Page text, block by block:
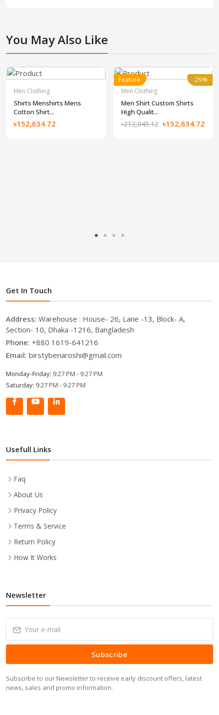
You May Also Like
Men Clothing
Shirts Menshirts Mens
Cotton Shirt...
৳152,634.72
Feature -29%
-29%
Men Clothing
Men Shirt Custom Shirts
High Qualit...
৳212,045.12 ৳152,634.72
Get In Touch
Address: Warehouse : House- 26, Lane -13, Block- A,
Section- 10, Dhaka -1216, Bangladesh
Phone: +880 1619-641216
Email: birstybenaroshi@gmail.com
Monday-Friday: 9:27 PM - 9:27 PM
Saturday: 9:27 PM - 9:27 PM
Usefull Links
Faq
About Us
Privacy Policy
Terms & Service
Return Policy
How It Works
Newsletter
Subscribe
Subscribe to our Newsletter to receive early discount offers, latest
news, sales and promo information.